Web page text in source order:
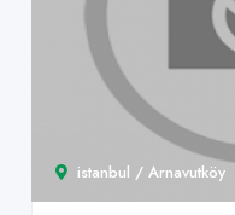
istanbul / Arnavutköy